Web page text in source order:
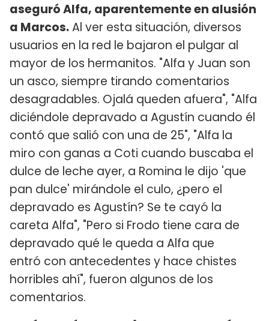
aseguró Alfa, aparentemente en alusión
a Marcos.Al ver esta situación, diversos
usuarios en la red le bajaron el pulgar al
mayor de los hermanitos. "Alfa y Juan son
un asco, siempre tirando comentarios
desagradables. Ojalá queden afuera", "Alfa
diciéndole depravado a Agustín cuando él
contó que salió con una de 25", "Alfa la
miro con ganas a Coti cuando buscaba el
dulce de leche ayer, a Romina le dijo 'que
pan dulce' mirándole el culo, ¿pero el
depravado es Agustín? Se te cayó la
careta Alfa", "Pero si Frodo tiene cara de
depravado qué le queda a Alfa que
entró con antecedentes y hace chistes
horribles ahí", fueron algunos de los
comentarios.